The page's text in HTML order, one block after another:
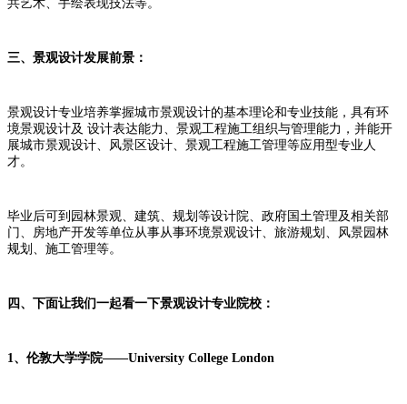
共艺术、手绘表现技法等。
三、景观设计发展前景：
景观设计专业培养掌握城市景观设计的基本理论和专业技能，具有环
境景观设计及 设计表达能力、景观工程施工组织与管理能力，并能开
展城市景观设计、风景区设计、景观工程施工管理等应用型专业人
才。
毕业后可到园林景观、建筑、规划等设计院、政府国土管理及相关部
门、房地产开发等单位从事从事环境景观设计、旅游规划、风景园林
规划、施工管理等。
四、下面让我们一起看一下景观设计专业院校：
1、伦敦大学学院——University College London